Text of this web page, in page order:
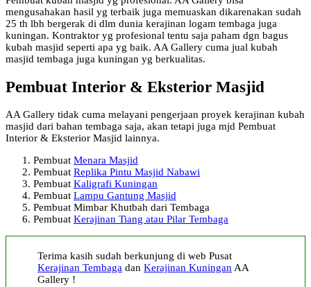
mengusahakan hasil yg terbaik juga memuaskan dikarenakan sudah
25 th lbh bergerak di dlm dunia kerajinan logam tembaga juga
kuningan. Kontraktor yg profesional tentu saja paham dgn bagus
kubah masjid seperti apa yg baik. AA Gallery cuma jual kubah
masjid tembaga juga kuningan yg berkualitas.
Pembuat Interior & Eksterior Masjid
AA Gallery tidak cuma melayani pengerjaan proyek kerajinan kubah
masjid dari bahan tembaga saja, akan tetapi juga mjd Pembuat
Interior & Eksterior Masjid lainnya.
Pembuat Menara Masjid
Pembuat Replika Pintu Masjid Nabawi
Pembuat Kaligrafi Kuningan
Pembuat Lampu Gantung Masjid
Pembuat Mimbar Khutbah dari Tembaga
Pembuat Kerajinan Tiang atau Pilar Tembaga
Terima kasih sudah berkunjung di web Pusat
Kerajinan Tembaga dan Kerajinan KuninganAA
Gallery !